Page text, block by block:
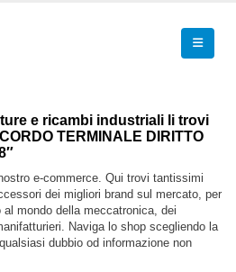
e ricambi industriali li trovi
TERMINALE DIRITTO
e-commerce. Qui trovi tantissimi
dei migliori brand sul mercato, per
mondo della meccatronica, dei
Naviga lo shop scegliendo la
dubbio od informazione non